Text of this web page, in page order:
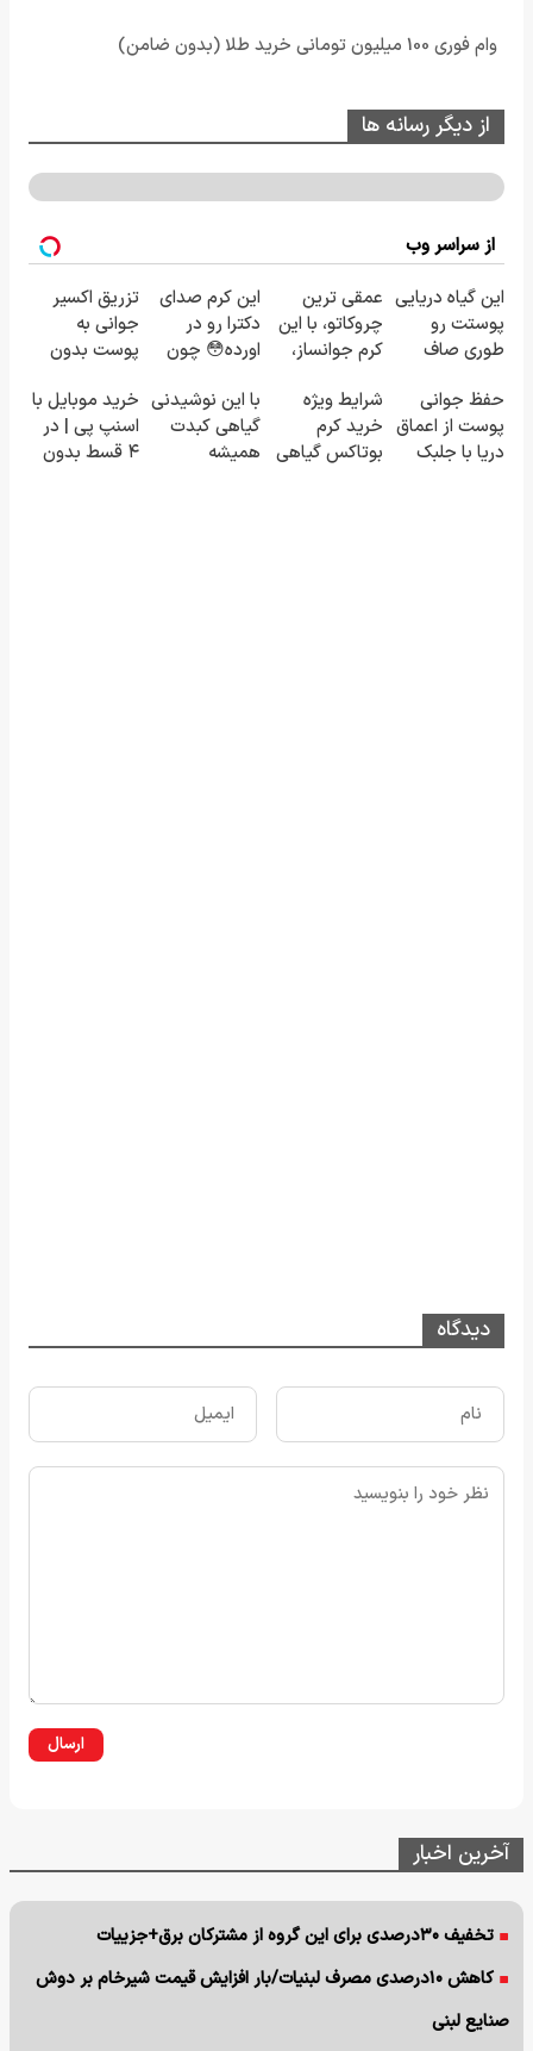
وام فوری 100 میلیون تومانی خرید طلا (بدون ضامن)
از دیگر رسانه ها
از سراسر وب
این گیاه دریایی
پوستت رو
طوری صاف
20سال جوون
شدی🔥
عمقی ترین
چروکاتو، با این
کرم جوانساز،
تخفیف
سفارش فوری)
این کرم صدای
دکترا رو در
اورده😳 چون
نداری بوتاکس
کنی!!!
تزریق اکسیر
جوانی به
پوست بدون
حفظ جوانی
پوست از اعماق
دریا با جلبک
شرایط ویژه
خرید کرم
بوتاکس گیاهی
با این نوشیدنی
گیاهی کبدت
همیشه
خرید موبایل با
اسنپ پی | در
۴ قسط بدون
دیدگاه
ارسال
آخرین اخبار
تخفیف ۳۰درصدی برای این گروه از مشترکان برق+جزییات
کاهش ۱۰درصدی مصرف لبنیات/بار افزایش قیمت شیرخام بر دوش
صنایع لبنی